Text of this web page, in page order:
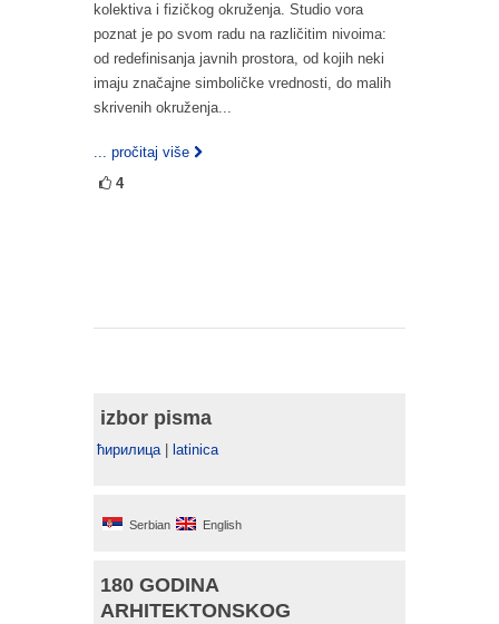
kolektiva i fizičkog okruženja. Studio vora
poznat je po svom radu na različitim nivoima:
od redefinisanja javnih prostora, od kojih neki
imaju značajne simboličke vrednosti, do malih
skrivenih okruženja...
... pročitaj više
4
izbor pisma
ћирилица| latinica
Serbian English
180 GODINA
ARHITEKTONSKOG